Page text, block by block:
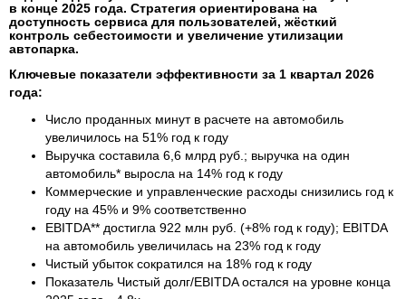
в конце 2025 года. Стратегия ориентирована на
доступность сервиса для пользователей, жёсткий
контроль себестоимости и увеличение утилизации
автопарка.
Ключевые показатели эффективности за 1 квартал 2026
года:
Число проданных минут в расчете на автомобиль
увеличилось на 51% год к году
Выручка составила 6,6 млрд руб.; выручка на один
автомобиль* выросла на 14% год к году
Коммерческие и управленческие расходы снизились год к
году на 45% и 9% соответственно
EBITDA** достигла 922 млн руб. (+8% год к году); EBITDA
на автомобиль увеличилась на 23% год к году
Чистый убыток сократился на 18% год к году
Показатель Чистый долг/EBITDA остался на уровне конца